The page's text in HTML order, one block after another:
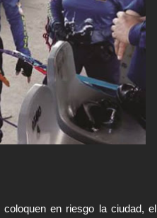
en riesgo la ciudad, el